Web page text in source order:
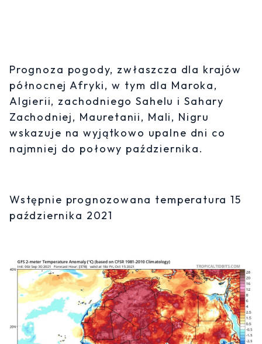
Prognoza pogody, zwłaszcza dla krajów
północnej Afryki, w tym dla Maroka,
Algierii, zachodniego Sahelu i Sahary
Zachodniej, Mauretanii, Mali, Nigru
wskazuje na wyjątkowo upalne dni co
najmniej do połowy października.
Wstępnie prognozowana temperatura 15
października 2021